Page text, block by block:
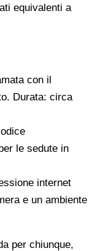
equivalenti a
con il
Durata: circa
le sedute in
internet
e un ambiente
per chiunque,